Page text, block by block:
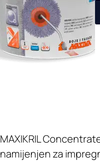
MAXIKRIL
namijenjen za